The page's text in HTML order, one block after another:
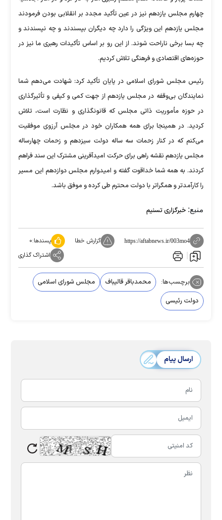
چهارم مجلس یازدهم نیز در عین تأکید مجدد بر انقلابی بودن فرمودند
مجلس یازدهم این ویژگی را دارد چه دیگران بپسندند و چه نپسندند و
چه بسا برخی ناراحت شوند. از این رو بر اساس تأکیدات رهبری ما نیز در
حوزه‌های اقتصادی و فرهنگی تلاش کردیم.
رئیس مجلس شورای اسلامی در پایان تأکید کرد: شهادت می‌دهم شما
نمایندگان بی‌وقفه در مجلس یازدهم از جهت کمی و کیفی و تأثیرگذاری
در حوزه مأموریت ذاتی مجلس که قانونگذاری و نظارت است، تلاش
کردید. در همینجا برای همه همکاران خود در مجلس آرزوی موفقیت
می‌کنم که در کنار زحمات سه ساله دولت سیزدهم و زحمات چهارساله
مجلس یازدهم نقشه راهی برای حرکت امیدآفرینی مشترک این سند فراهم
کردند. به همه شما خداقوت گفته و امیدوارم مجلس دوازدهم این مسیر
را کارآمدتر و همگراتر با دولت محترم طی کرده و موفق باشد.
منبع: خبرگزاری تسنیم
https://aftabnews.ir/003mo4 گزارش خطا پسندها:۰
اشتراک گذاری
برچسب‌ها: محمدباقر قالیباف
مجلس شورای اسلامی
دولت رئیسی
ارسال پیام